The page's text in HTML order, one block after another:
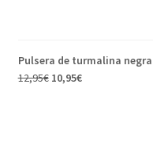
Pulsera de turmalina
12,95€ El
10,95€El